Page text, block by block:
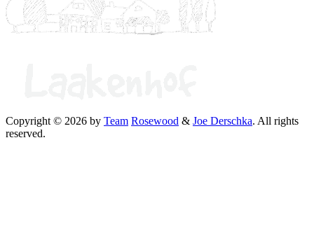
Copyright © 2026 by Team Rosewood & Joe Derschka. All rights
reserved.